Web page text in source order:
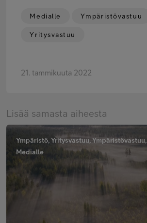
Lisää samasta aiheesta
Ympäristö, Yritysvastuu, Ympäristövastuu,
Medialle
Medialle Ympäristövastuu
Yritysvastuu
21. tammikuuta 2022